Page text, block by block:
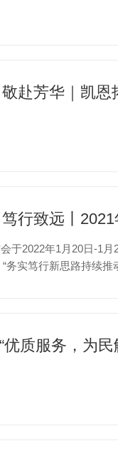
赴芳华｜凯
行致远丨
于2022年1月20日-1
“务实笃行新思路持续
优质服务，为